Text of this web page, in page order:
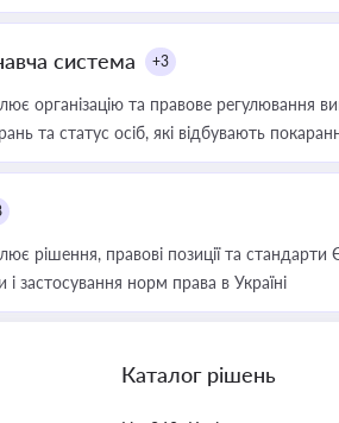
система +3
організацію та правове регулювання
та статус осіб, які відбувають
рішення, правові позиції та
застосування норм права в Україні
Каталог рішень